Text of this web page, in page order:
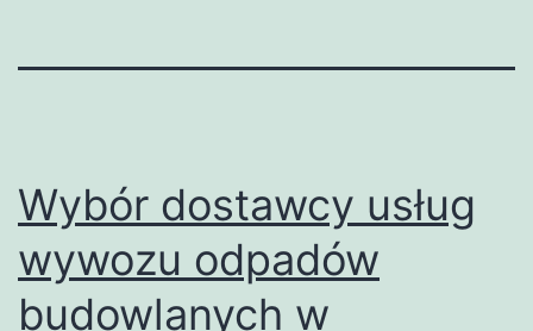
Wybór dostawcy usług
wywozu odpadów
budowlanych w